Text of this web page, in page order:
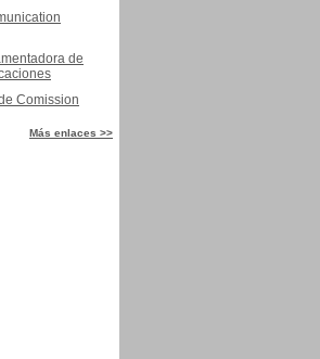
de
Comission
Más enlaces >>